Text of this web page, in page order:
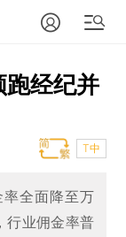
跑经纪并
T中
全面降至万
行业佣金率普